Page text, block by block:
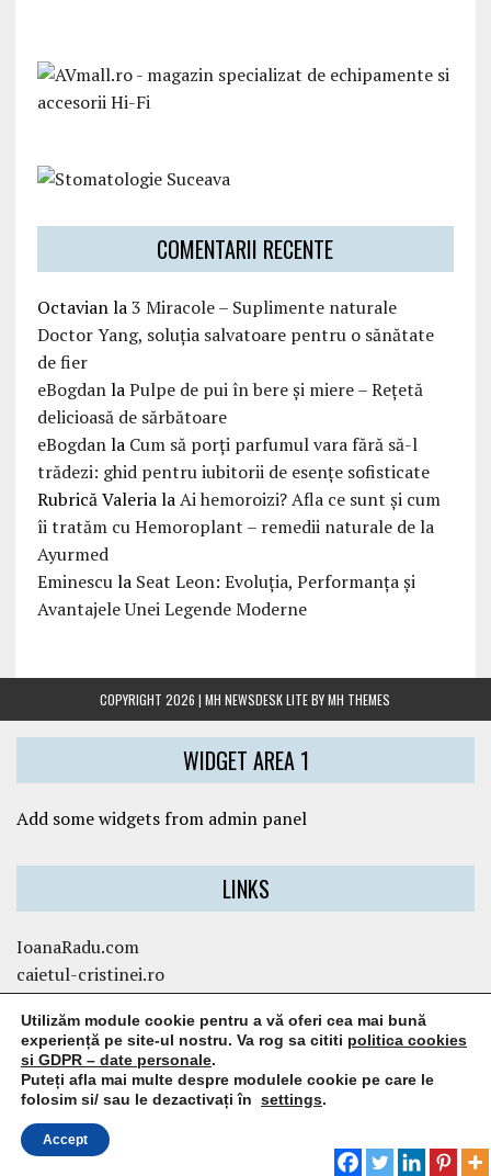
COMENTARII RECENTE
Octavianla3 Miracole – Suplimente naturale
Doctor Yang, soluția salvatoare pentru o sănătate
de fier
eBogdanlaPulpe de pui în bere și miere – Rețetă
delicioasă de sărbătoare
eBogdanla Cum să porți parfumul vara fără să-l
trădezi: ghid pentru iubitorii de esențe sofisticate
Rubrică ValerialaAi hemoroizi? Afla ce sunt și cum
îi tratăm cu Hemoroplant – remedii naturale de la
Ayurmed
Eminescula Seat Leon: Evoluția, Performanța și
Avantajele Unei Legende Moderne
COPYRIGHT 2026 | MH NEWSDESK LITE BYMH THEMES
Utilizăm module cookie pentru a vă oferi cea mai bună
experiență pe site-ul nostru. Va rog sa cititi politica cookies
si GDPR – date personale.
Puteți afla mai multe despre modulele cookie pe care le
folosim si/ sau le dezactivați în settings.
Accept
WIDGET AREA 1
Add some widgets from admin panel
LINKS
IoanaRadu.com
caietul-cristinei.ro
pediverse.ro
WIDGET AREA 3
Add some widgets from admin panel